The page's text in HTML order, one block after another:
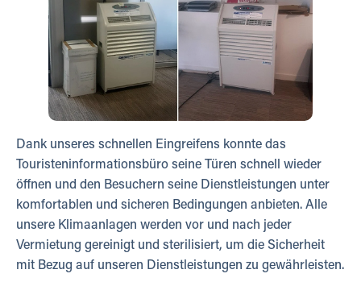
Dank unseres schnellen Eingreifens konnte das
Touristeninformationsbüro seine Türen schnell wieder
öffnen und den Besuchern seine Dienstleistungen unter
komfortablen und sicheren Bedingungen anbieten. Alle
unsere Klimaanlagen werden vor und nach jeder
Vermietung gereinigt und sterilisiert, um die Sicherheit
mit Bezug auf unseren Dienstleistungen zu gewährleisten.